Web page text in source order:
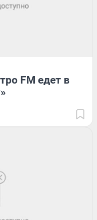
FM едет в